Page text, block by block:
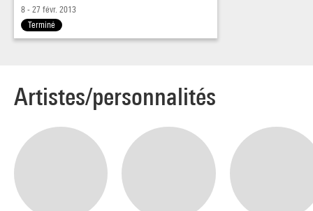
8 - 27 févr. 2013
Terminé
Artistes/personnalités